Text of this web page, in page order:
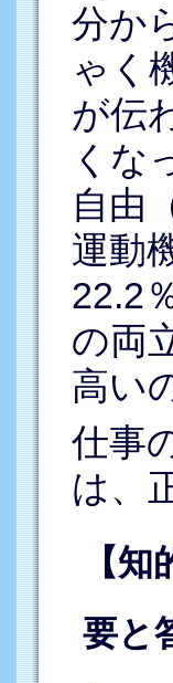
分か
ゃく
が伝
くな
自由
運動
22.2
の両
高い
仕事
は、
【
要と